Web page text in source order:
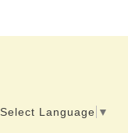
Select Language ▼